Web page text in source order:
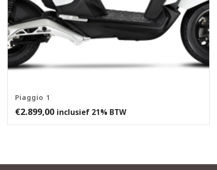
Piaggio 1
€2.899,00 inclusief 21% BTW